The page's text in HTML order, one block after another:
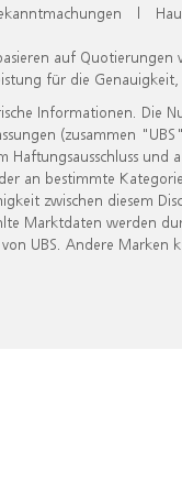
|
auf
für die
Informationen. Die
(zusammen
an bestimmte
zwischen diesem
Marktdaten werden
UBS. Andere Marken